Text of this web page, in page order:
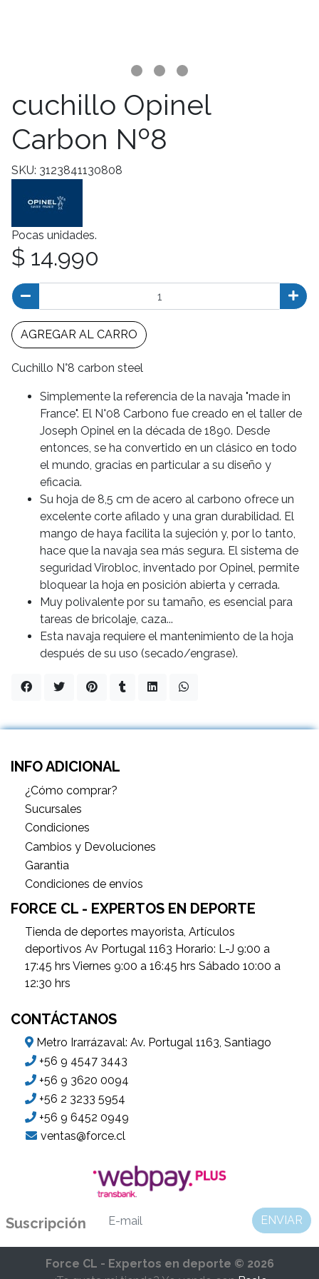
cuchillo Opinel
Carbon Nº8
SKU: 3123841130808
Pocas unidades.
$ 14.990
AGREGAR AL CARRO
Cuchillo N°8 carbon steel
Simplemente la referencia de la navaja "made in
France". El N°08 Carbono fue creado en el taller de
Joseph Opinel en la década de 1890. Desde
entonces, se ha convertido en un clásico en todo
el mundo, gracias en particular a su diseño y
eficacia.
Su hoja de 8,5 cm de acero al carbono ofrece un
excelente corte afilado y una gran durabilidad. El
mango de haya facilita la sujeción y, por lo tanto,
hace que la navaja sea más segura. El sistema de
seguridad Virobloc, inventado por Opinel, permite
bloquear la hoja en posición abierta y cerrada.
Muy polivalente por su tamaño, es esencial para
tareas de bricolaje, caza...
Esta navaja requiere el mantenimiento de la hoja
después de su uso (secado/engrase).
INFO ADICIONAL
¿Cómo comprar?
Sucursales
Condiciones
Cambios y Devoluciones
Garantìa
Condiciones de envíos
FORCE CL - EXPERTOS EN DEPORTE
Tienda de deportes mayorista, Artículos
deportivos Av Portugal 1163 Horario: L-J 9:00 a
17:45 hrs Viernes 9:00 a 16:45 hrs Sábado 10:00 a
12:30 hrs
CONTÁCTANOS
Metro Irarrázaval: Av. Portugal 1163, Santiago
+56 9 4547 3443
+56 9 3620 0094
+56 2 3233 5954
+56 9 6452 0949
ventas@force.cl
Suscripción ENVIAR
Force CL - Expertos en deporte © 2026